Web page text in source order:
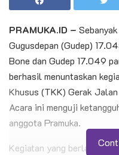
PRAMUKA.ID –
Gugusdepan (Gudep)
Bone dan Gudep 17.049
berhasil menuntaskan
Khusus (TKK) Gerak
Acara ini menguji
anggota Pramuka.
Kegiatan yang